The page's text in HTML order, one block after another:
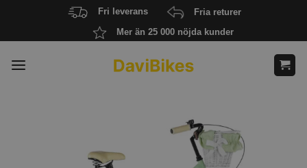
content
Fri leverans
Fria returer
Mer än 25 000 nöjda kunder